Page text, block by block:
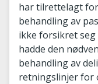
har tilrettelagt
behandling av
ikke forsikret
hadde den
behandling av
retningslinjer for